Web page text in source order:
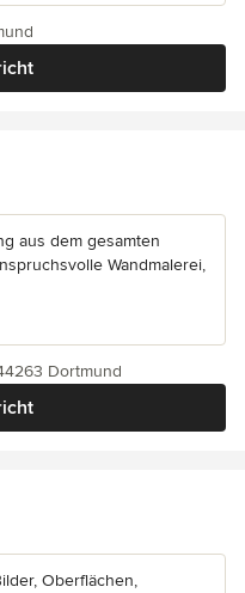
aus dem gesamten
Wandmalerei,
Dortmund
Oberflächen,